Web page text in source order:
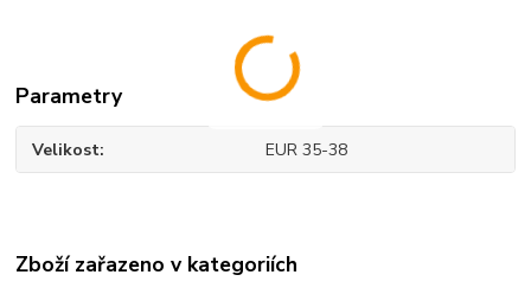
Parametry
Velikost EUR 35-38
Zboží zařazeno v kategoriích